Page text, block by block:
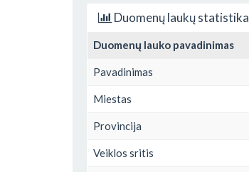
Duomenų laukų statistika
Duomenų lauko pavadinimas
Pavadinimas
Miestas
Provincija
Veiklos sritis